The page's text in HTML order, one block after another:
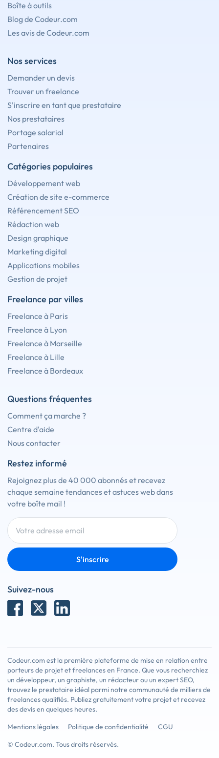
Boîte à outils
Blog de Codeur.com
Les avis de Codeur.com
Nos services
Demander un devis
Trouver un freelance
S'inscrire en tant que prestataire
Nos prestataires
Portage salarial
Partenaires
Catégories populaires
Développement web
Création de site e-commerce
Référencement SEO
Rédaction web
Design graphique
Marketing digital
Applications mobiles
Gestion de projet
Freelance par villes
Freelance à Paris
Freelance à Lyon
Freelance à Marseille
Freelance à Lille
Freelance à Bordeaux
Questions fréquentes
Comment ça marche ?
Centre d'aide
Nous contacter
Restez informé
Rejoignez plus de 40 000 abonnés et recevez
chaque semaine tendances et astuces web dans
votre boîte mail !
S'inscrire
Suivez-nous
Codeur.com est la première plateforme de mise en relation entre
porteurs de projet et freelances en France. Que vous recherchiez
un développeur, un graphiste, un rédacteur ou un expert SEO,
trouvez le prestataire idéal parmi notre communauté de milliers de
freelances qualifiés. Publiez gratuitement votre projet et recevez
des devis en quelques heures.
Mentions légales
Politique de confidentialité
CGU
© Codeur.com. Tous droits réservés.